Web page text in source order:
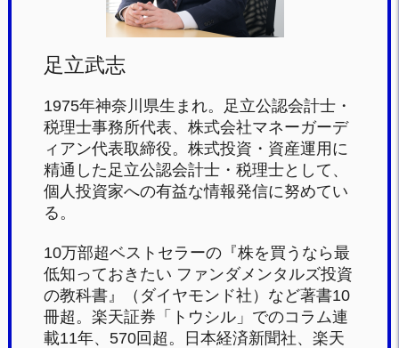
足立武志
1975年神奈川県生まれ。足立公認会計士・
税理士事務所代表、株式会社マネーガーデ
ィアン代表取締役。株式投資・資産運用に
精通した足立公認会計士・税理士として、
個人投資家への有益な情報発信に努めてい
る。
10万部超ベストセラーの『株を買うなら最
低知っておきたい ファンダメンタルズ投資
の教科書』（ダイヤモンド社）など著書10
冊超。楽天証券「トウシル」でのコラム連
載11年、570回超。日本経済新聞社、楽天